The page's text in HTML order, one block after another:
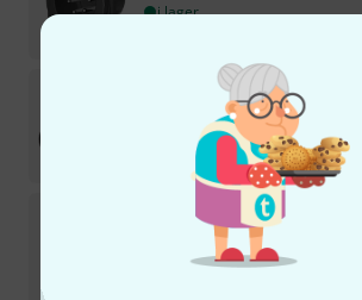
i lager
SCMM4-BG
på förfrågan
Seetronic J4F2C-W 4pin XLR IP65
på förfrågan